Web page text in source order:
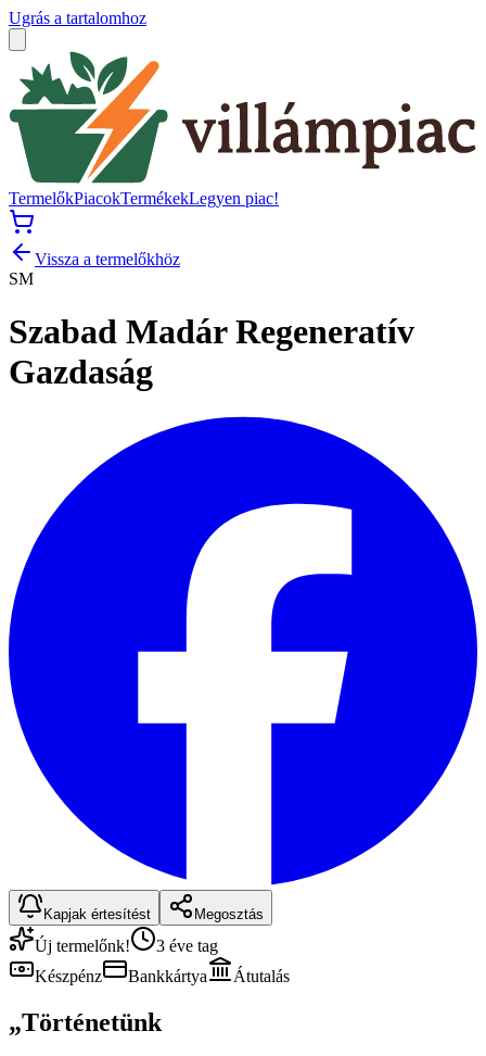
Ugrás a tartalomhoz
TermelőkPiacokTermékekLegyen piac!
Vissza a termelőkhöz
SM
Szabad Madár Regeneratív
Gazdaság
Kapjak értesítést Megosztás
Új termelőnk!
3 éve tag
Készpénz
Bankkártya Átutalás
„Történetünk